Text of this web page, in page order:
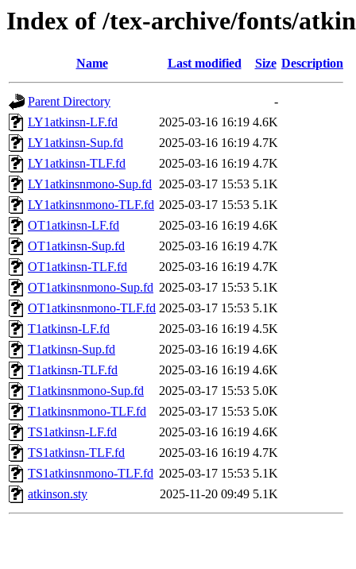
Index of /tex-archive/fonts/
Name Last modified Size Description
Parent Directory
-
LY1atkinsn-LF.fd
2025-03-16 16:19 4.6K
LY1atkinsn-Sup.fd
2025-03-16 16:19 4.7K
LY1atkinsn-TLF.fd
2025-03-16 16:19 4.7K
LY1atkinsnmono-Sup.fd 2025-03-17 15:53 5.1K
LY1atkinsnmono-TLF.fd 2025-03-17 15:53 5.1K
OT1atkinsn-LF.fd
2025-03-16 16:19 4.6K
OT1atkinsn-Sup.fd
2025-03-16 16:19 4.7K
OT1atkinsn-TLF.fd
2025-03-16 16:19 4.7K
OT1atkinsnmono-Sup.fd 2025-03-17 15:53 5.1K
OT1atkinsnmono-TLF.fd 2025-03-17 15:53 5.1K
T1atkinsn-LF.fd
2025-03-16 16:19 4.5K
T1atkinsn-Sup.fd
2025-03-16 16:19 4.6K
T1atkinsn-TLF.fd
2025-03-16 16:19 4.6K
T1atkinsnmono-Sup.fd
2025-03-17 15:53 5.0K
T1atkinsnmono-TLF.fd
2025-03-17 15:53 5.0K
TS1atkinsn-LF.fd
2025-03-16 16:19 4.6K
TS1atkinsn-TLF.fd
2025-03-16 16:19 4.7K
TS1atkinsnmono-TLF.fd 2025-03-17 15:53 5.1K
atkinson.sty
2025-11-20 09:49 5.1K